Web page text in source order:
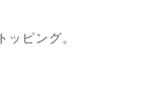
ピング。